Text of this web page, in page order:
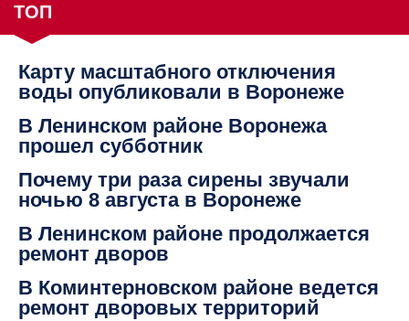
ТОП
Карту масштабного отключения
воды опубликовали в Воронеже
В Ленинском районе Воронежа
прошел субботник
Почему три раза сирены звучали
ночью 8 августа в Воронеже
В Ленинском районе продолжается
ремонт дворов
В Коминтерновском районе ведется
ремонт дворовых территорий